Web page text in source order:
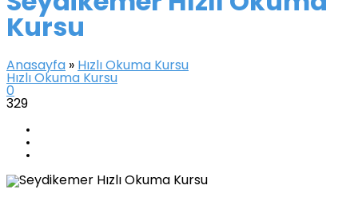
Kursu
Anasayfa » Hızlı Okuma Kursu
Hızlı Okuma Kursu
0
329